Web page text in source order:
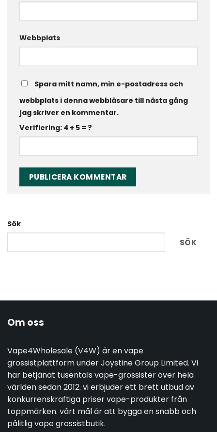
Webbplats
Spara mitt namn, min e-postadress och
webbplats i denna webbläsare till nästa gång
jag skriver en kommentar.
Verifiering: 4 + 5 = ?
Sök
SÖK
Om oss
Vape4Wholesale (V4W) är en vape
grossistplattform under Joystine Group Limited. Vi
har betjänat tusentals vape-grossister över hela
världen sedan 2012. vi erbjuder ett brett utbud av
konkurrenskraftiga priser vape-produkter från
toppmärken. vårt mål är att bygga en snabb och
pålitlig vape grossistbutik.